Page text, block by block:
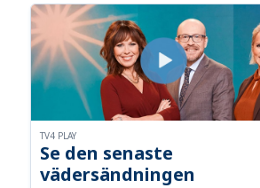
Se den senaste
vädersändningen
TV4 PLAY